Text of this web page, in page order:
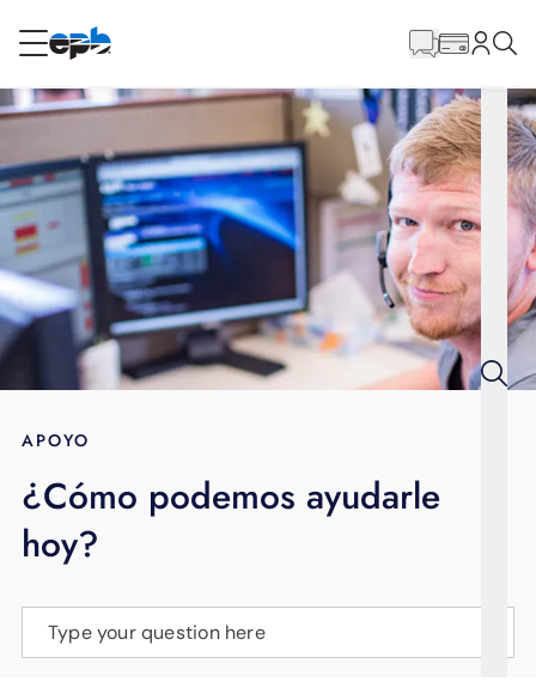
RESIDENCIAL
Internet
Energía
Televisión
BLOG
APOYO
principal
APOYO
¿Cómo podemos ayudarle
hoy?
Type your question here